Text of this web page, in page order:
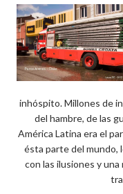
inhóspito. Millones de
del hambre, de las
América Latina era el
ésta parte del mundo,
con las ilusiones y